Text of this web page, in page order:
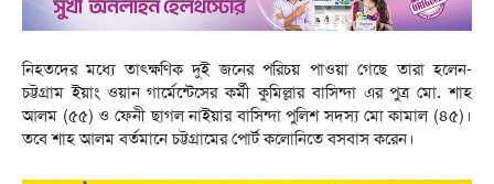
নিহতদের মধ্যে তাৎক্ষণিক দুই জনের পরিচয় পাওয়া গেছে তারা হলেন-
চট্টগ্রাম ইয়াং ওয়ান গার্মেন্টেসের কর্মী কুমিল্লার বাসিন্দা এর পুত্র মো. শাহ
আলম (৫৫) ও ফেনী ছাগল নাইয়ার বাসিন্দা পুলিশ সদস্য মো কামাল (৪৫)।
তবে শাহ আলম বর্তমানে চট্টগ্রামের পোর্ট কলোনিতে বসবাস করেন।